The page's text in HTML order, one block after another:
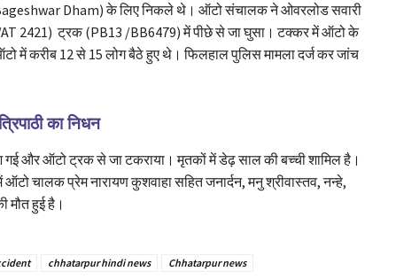
Dham) के लिए निकले थे। ऑटो संचालक ने ओवरलोड सवारी
AT 2421) ट्रक (PB13 /BB6479) में पीछे से जा घुसा। टक्कर में ऑटो के
में करीब 12 से 15 लोग बैठे हुए थे। फिलहाल पुलिस मामला दर्ज कर जांच
का निधन
गई और ऑटो ट्रक से जा टकराया। मृतकों में डेढ़ साल की बच्ची शामिल है।
चालक प्रेम नारायण कुशवाहा सहित जनार्दन, मनु श्रीवास्तव, नन्हे,
मौत हुई है।
chhatarpur hindi news
Chhatarpur news